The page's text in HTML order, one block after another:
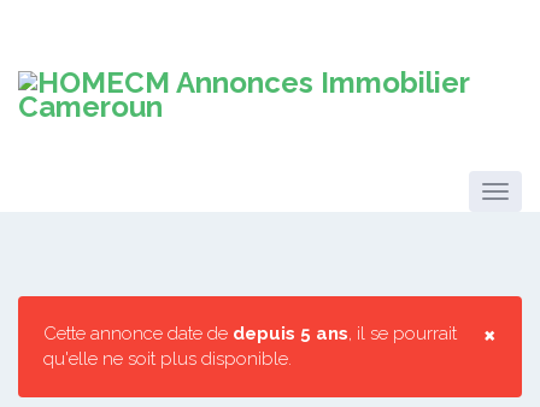
×
Cette annonce date de depuis 5 ans, il se pourrait
qu'elle ne soit plus disponible.